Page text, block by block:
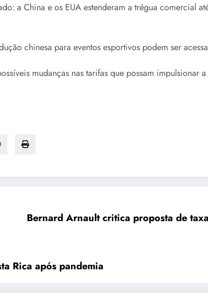
a China e os EUA estenderam a trégua comercial
chinesa para eventos esportivos podem ser
mudanças nas tarifas que possam
Bernard Arnault critica proposta de
Rica após pandemia